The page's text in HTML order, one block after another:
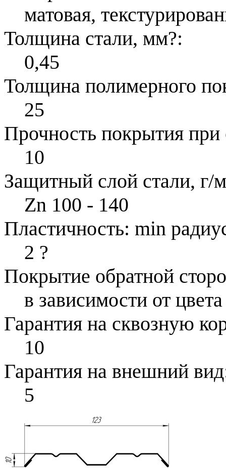
матовая,
Толщина стали, мм?:
0,45
Толщина полимерного
25
Прочность покрытия
10
Защитный слой стали, г/
Zn 100 - 140
Пластичность: min
2 ?
Покрытие обратной
в зависимости от цвета
Гарантия на сквозную
10
Гарантия на внешний
5